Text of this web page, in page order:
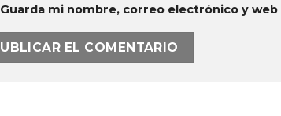
Guarda mi nombre, correo electrónico y